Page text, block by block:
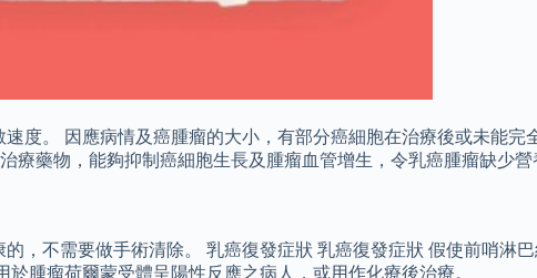
度。 因應病情及癌腫瘤的大小，有部分癌細胞在治療後或未能完
藥物，能夠抑制癌細胞生長及腫瘤血管增生，令乳癌腫瘤缺少營
，不需要做手術清除。 乳癌復發症狀 乳癌復發症狀 假使前哨淋
腫瘤荷爾蒙受體呈陽性反應之病人，或用作化療後治療。